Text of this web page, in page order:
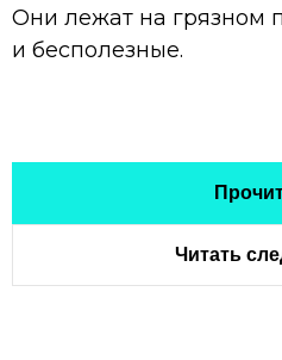
Они лежат на грязном
и бесполезные.
Читать